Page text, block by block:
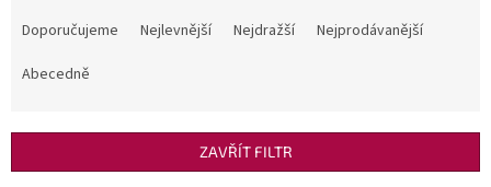
r
Doporučujeme Nejlevnější Nejdražší
Nejprodávanější
Abecedně
ZAVŘÍT FILTR